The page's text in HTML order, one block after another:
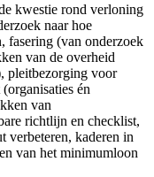
kwestie rond verloning
naar hoe
fasering (van onderzoek
van de overheid
pleitbezorging voor
én
van
richtlijn en checklist,
verbeteren, kaderen in
van het minimumloon